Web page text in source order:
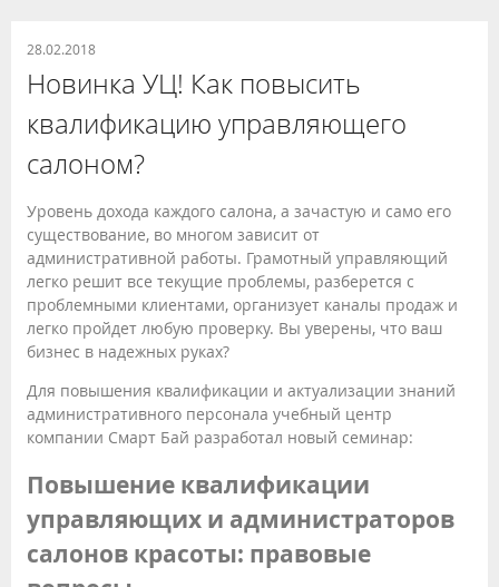
28.02.2018
Новинка УЦ! Как повысить
квалификацию управляющего
салоном?
Уровень дохода каждого салона, а зачастую и само его
существование, во многом зависит от
административной работы. Грамотный управляющий
легко решит все текущие проблемы, разберется с
проблемными клиентами, организует каналы продаж и
легко пройдет любую проверку. Вы уверены, что ваш
бизнес в надежных руках?
Для повышения квалификации и актуализации знаний
административного персонала учебный центр
компании Смарт Бай разработал новый семинар:
Повышение квалификации
управляющих и администраторов
салонов красоты: правовые